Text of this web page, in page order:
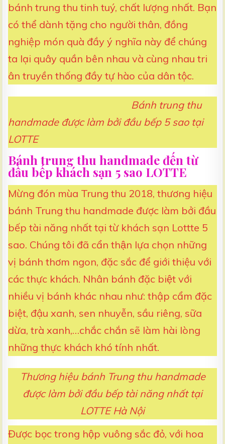
bánh trung thu tinh tuý, chất lượng nhất. Bạn
có thể dành tặng cho người thân, đồng
nghiệp món quà đầy ý nghĩa này để chúng
ta lại quây quần bên nhau và cùng nhau tri
ân truyền thống đầy tự hào của dân tộc.
Bánh trung thu
handmade được làm bởi đầu bếp 5 sao tại
LOTTE
Bánh trung thu handmade đến từ
đầu bếp khách sạn 5 sao LOTTE
Mừng đón mùa Trung thu 2018, thương hiệu
bánh Trung thu handmade được làm bởi đầu
bếp tài năng nhất tại từ khách sạn Lottte 5
sao. Chúng tôi đã cẩn thận lựa chọn những
vị bánh thơm ngon, đặc sắc để giới thiệu với
các thực khách. Nhân bánh đặc biệt với
nhiều vị bánh khác nhau như: thập cẩm đặc
biệt, đậu xanh, sen nhuyễn, sầu riêng, sữa
dừa, trà xanh,…chắc chắn sẽ làm hài lòng
những thực khách khó tính nhất.
Thương hiệu bánh Trung thu handmade
được làm bởi đầu bếp tài năng nhất tại
LOTTE Hà Nội
Được bọc trong hộp vuông sắc đỏ, với hoa